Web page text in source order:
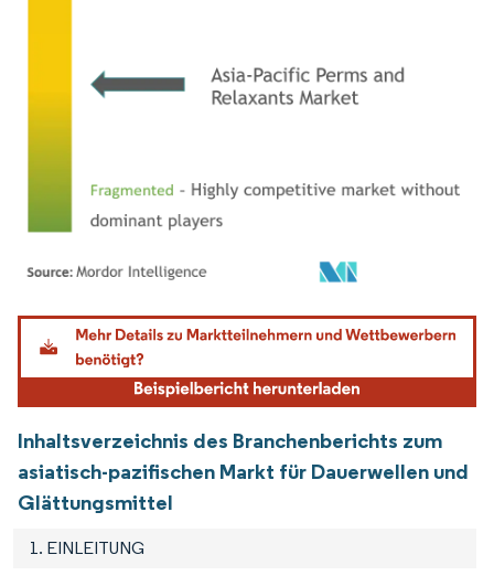
Bild © Mordor Intelligence. Wiederverwendung erfordert Namensnennung gemäß
Inhaltsverzeichnis des Branchenberichts zum
asiatisch-pazifischen Markt für Dauerwellen und
Glättungsmittel
1. EINLEITUNG